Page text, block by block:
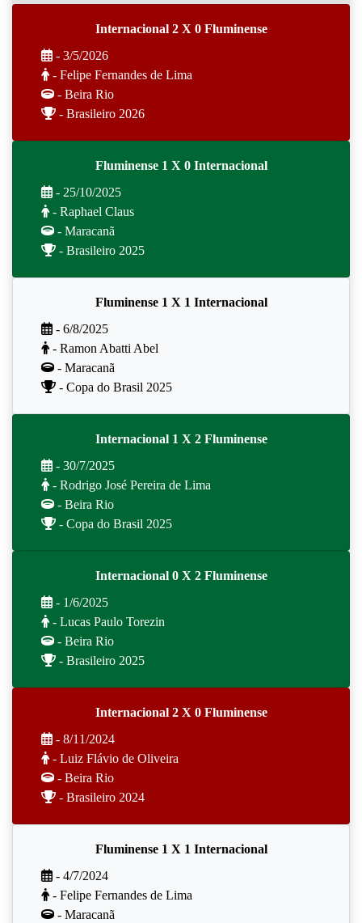
Internacional 2 X 0 Fluminense
- 3/5/2026
- Felipe Fernandes de Lima
- Beira Rio
- Brasileiro 2026
Fluminense 1 X 0 Internacional
- 25/10/2025
- Raphael Claus
- Maracanã
- Brasileiro 2025
Fluminense 1 X 1 Internacional
- 6/8/2025
- Ramon Abatti Abel
- Maracanã
- Copa do Brasil 2025
Internacional 1 X 2 Fluminense
- 30/7/2025
- Rodrigo José Pereira de Lima
- Beira Rio
- Copa do Brasil 2025
Internacional 0 X 2 Fluminense
- 1/6/2025
- Lucas Paulo Torezin
- Beira Rio
- Brasileiro 2025
Internacional 2 X 0 Fluminense
- 8/11/2024
- Luiz Flávio de Oliveira
- Beira Rio
- Brasileiro 2024
Fluminense 1 X 1 Internacional
- 4/7/2024
- Felipe Fernandes de Lima
- Maracanã